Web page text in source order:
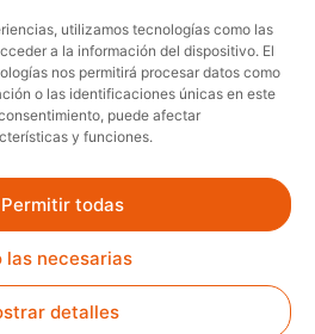
utilizamos tecnologías como las
a la información del dispositivo. El
nos permitirá procesar datos como
o las identificaciones únicas en este
puede afectar
y funciones.
todas
las necesarias
detalles
al programa de
al autoconsumo y
con fuentes de energía
como a la implantación
en el marco del Plan
Transformación y
financiado por la Unión
– NextGenerationEU